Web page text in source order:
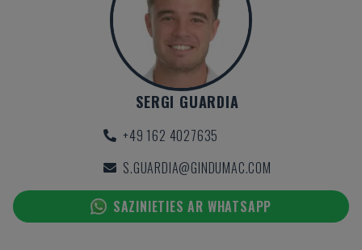
SERGI GUARDIA
+49 162 4027635
S.GUARDIA@GINDUMAC.COM
SAZINIETIES AR WHATSAPP